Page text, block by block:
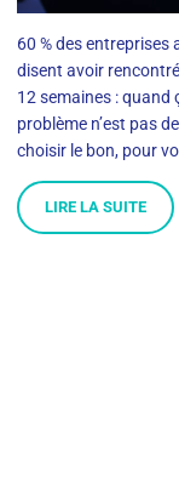
60 % des
disent avoir
12 semaines : quand
problème n’est pas
choisir le bon, pour
LIRE LA SUITE